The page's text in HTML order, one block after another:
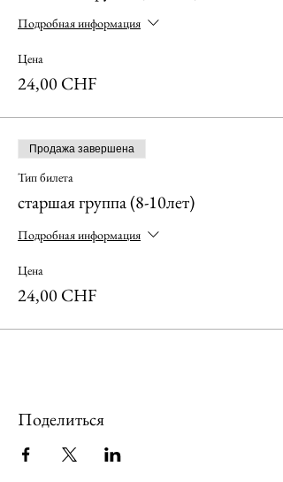
Подробная информация
Цена
24,00 CHF
Продажа завершена
Тип билета
старшая группа (8-10лет)
Подробная информация
Цена
24,00 CHF
Поделиться